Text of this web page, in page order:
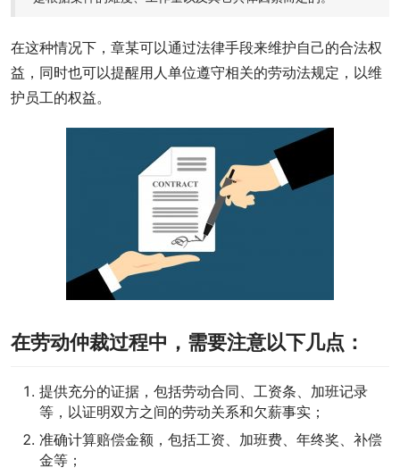
在这种情况下，章某可以通过法律手段来维护自己的合法权
益，同时也可以提醒用人单位遵守相关的劳动法规定，以维
护员工的权益。
在劳动仲裁过程中，需要注意以下几点：
提供充分的证据，包括劳动合同、工资条、加班记录
等，以证明双方之间的劳动关系和欠薪事实；
准确计算赔偿金额，包括工资、加班费、年终奖、补偿
金等；